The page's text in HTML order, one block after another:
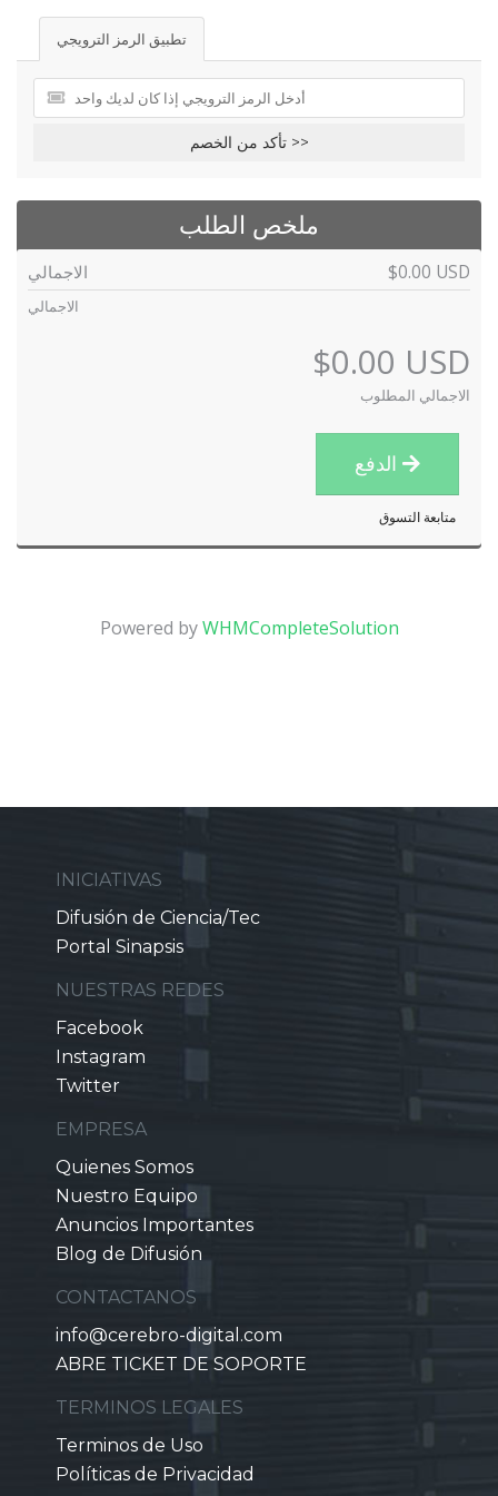
تطبيق الرمز الترويجي
تأكد من الخصم >>
ملخص الطلب
الاجمالي $0.00 USD
الاجمالي
$0.00 USD
الاجمالي المطلوب
متابعة التسوق
Powered byWHMCompleteSolution
INICIATIVAS
Difusión de Ciencia/Tec
Portal Sinapsis
NUESTRAS REDES
Facebook
Instagram
Twitter
EMPRESA
Quienes Somos
Nuestro Equipo
Anuncios Importantes
Blog de Difusión
CONTACTANOS
info@cerebro-digital.com
ABRE TICKET DE SOPORTE
TERMINOS LEGALES
Terminos de Uso
Políticas de Privacidad